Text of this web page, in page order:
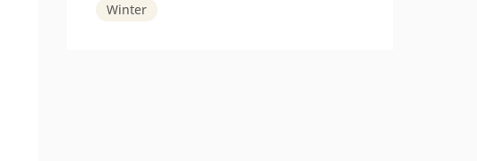
Winter